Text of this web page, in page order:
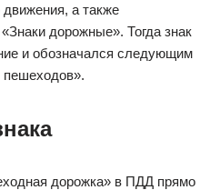
а также
дорожные». Тогда знак
и обозначался следующим
пешеходов».
дорожка» в ПДД прямо